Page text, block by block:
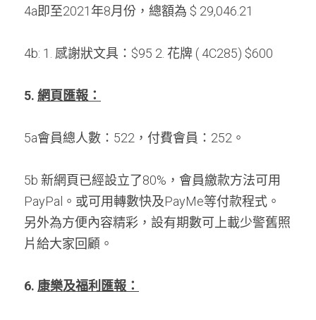
4a即至2021年8月份，總額為 $ 29,046.21
4b: 1. 感謝狀文具：$95 2. 花牌 ( 4C285) $600
5. 網頁匯報：
5a會員總人數：522，付費會員：252。
5b 新網頁已經設立了80%，會員繳款方法可用
PayPal。或可用轉數快及PayMe等付款程式。
另外為方便內容精彩，設有期數可上載少警舊照
片給大家回顧。
6. 康樂及福利匯報：